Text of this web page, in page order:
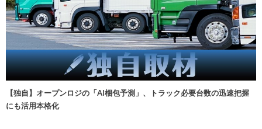
【独自】オープンロジの「AI梱包予測」、トラック必要台数の迅速把握
にも活用本格化